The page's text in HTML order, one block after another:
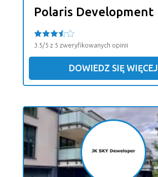
Polaris Development
3.5/5 z 5 zweryfikowanych opinii
DOWIEDZ SIĘ WIĘCEJ